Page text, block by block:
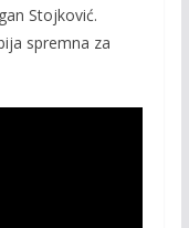
Stojković.
spremna za